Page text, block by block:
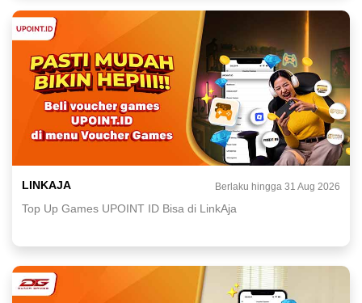
LINKAJA Berlaku hingga 31 Aug 2026
Top Up Games UPOINT ID Bisa di LinkAja